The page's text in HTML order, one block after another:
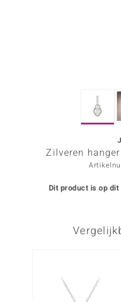
Zilveren
Dit product is op